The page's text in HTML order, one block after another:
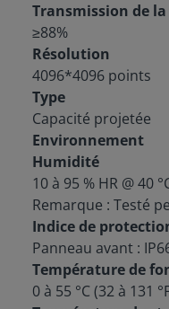
Transmission de
≥88%
Résolution
4096*4096 points
Type
Capacité projetée
Environnement
Humidité
10 à 95 % HR @ 40
Remarque : Testé
Indice de
Panneau avant :
Température de
0 à 55 °C (32 à 131